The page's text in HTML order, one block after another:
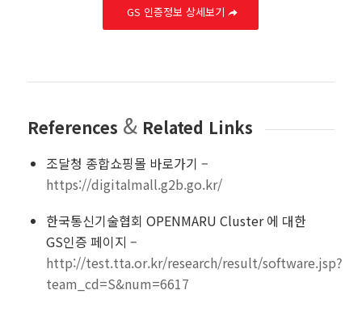
GS 인증정보 상세보기
References &Related Links
조달청 종합쇼핑몰 바로가기 –
https://digitalmall.g2b.go.kr/
한국통신기술협회 OPENMARU Cluster 에 대한
GS인증 페이지 –
http://test.tta.or.kr/research/result/software.jsp?
team_cd=S&num=6617